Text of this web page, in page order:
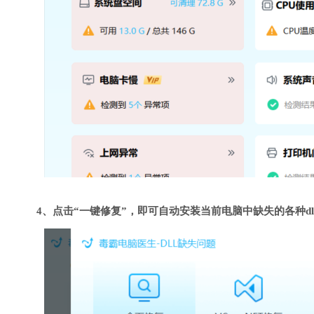
4、点击“一键修复”，即可自动安装当前电脑中缺失的各种